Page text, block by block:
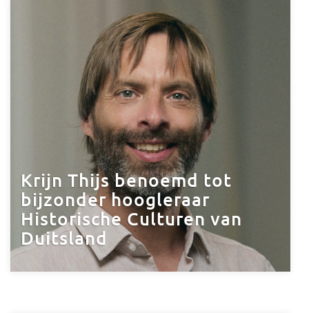
Krijn Thijs benoemd tot
bijzonder hoogleraar
Historische Culturen van
Duitsland